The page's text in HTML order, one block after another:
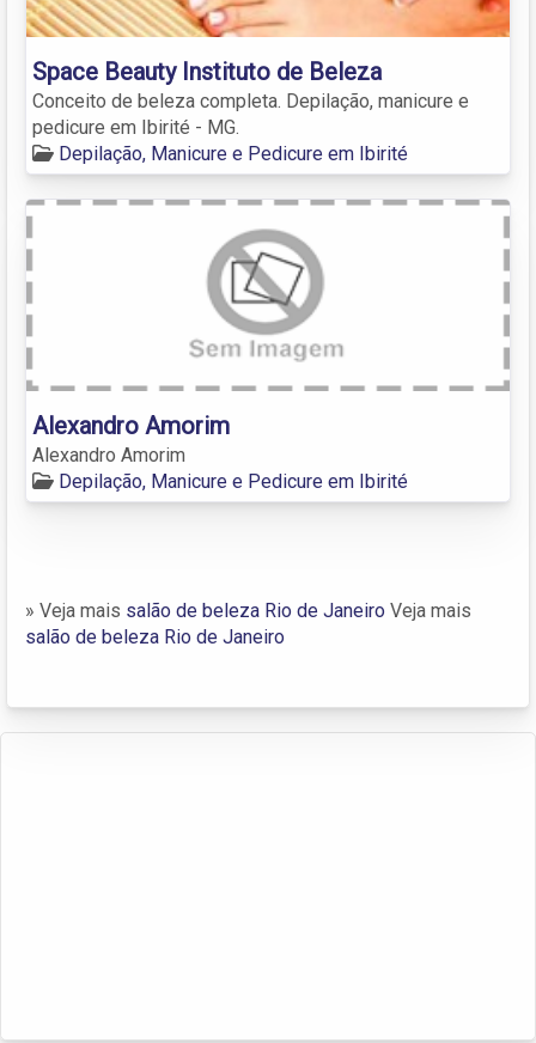
Space Beauty Instituto de Beleza
Conceito de beleza completa. Depilação, manicure e
pedicure em Ibirité - MG.
Depilação, Manicure e Pedicure em Ibirité
Alexandro Amorim
Alexandro Amorim
Depilação, Manicure e Pedicure em Ibirité
» Veja mais salão de beleza Rio de Janeiro Veja mais
salão de beleza Rio de Janeiro